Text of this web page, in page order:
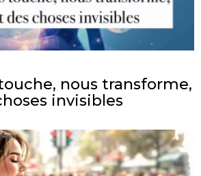
nous transforme,
invisibles